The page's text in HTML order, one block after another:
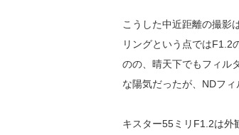
こうした中近距離の撮影
リングという点ではF1.2
のの、晴天下でもフィル
な陽気だったが、NDフ
キスター55ミリF1.2は外